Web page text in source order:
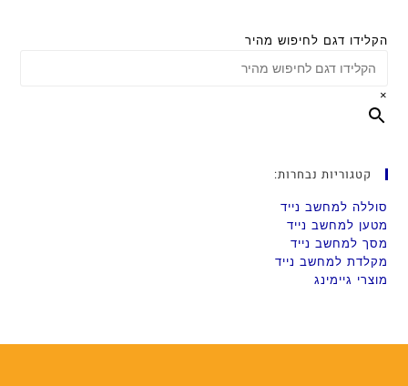
הקלידו דגם לחיפוש מהיר
×
קטגוריות נבחרות:
סוללה למחשב נייד
מטען למחשב נייד
מסך למחשב נייד
מקלדת למחשב נייד
מוצרי גיימינג